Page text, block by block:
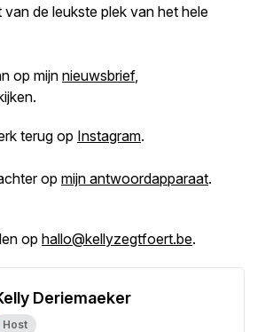
van de leukste plek van het hele
op mijnnieuwsbrief,
terug op Instagram.
op mijn antwoordapparaat.
op hallo@kellyzegtfoert.be.
Deriemaeker
Host